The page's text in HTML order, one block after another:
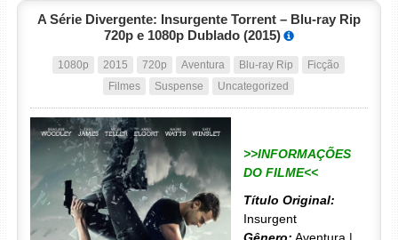
A Série Divergente: Insurgente Torrent – Blu-ray Rip
720p e 1080p Dublado (2015)
1080p 2015 720p Aventura Blu-ray Rip
Ficção
Filmes
Suspense Uncategorized
>>INFORMAÇÕES
DO FILME<<
Título Original:
Insurgent